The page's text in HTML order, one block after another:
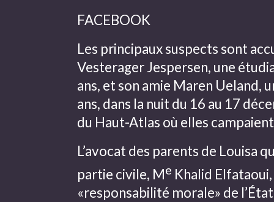
FACEBOOK
Les principaux suspects sont
Vesterager Jespersen, une
ans, et son amie Maren Ueland,
ans, dans la nuit du 16 au 17
du Haut-Atlas où elles
L’avocat des parents de Louisa
partie civile, Me Khalid Elfataoui,
«responsabilité morale» de